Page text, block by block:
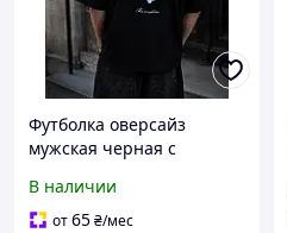
Футболка оверсайз
мужская черная с
Yourself Well | стильная
streetwear футболка S-XXL
В наличии
от65₴/мес